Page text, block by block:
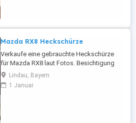
Mazda RX8 Heckschürze
Verkaufe eine gebrauchte Heckschürze
für Mazda RX8 laut Fotos. Besichtigung
nach vorheriger Vereinbarung. Abholung in
A-6972 Fußach Vorarlberg (Österreich) Nur
Barzahlung bei Abholung. Tel. erreichbar
Lindau, Bayern
1 Januar